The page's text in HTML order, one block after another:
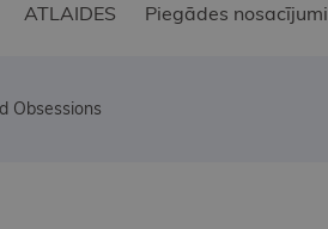
ATLAIDES Piegādes nosacījumi
Obsessions